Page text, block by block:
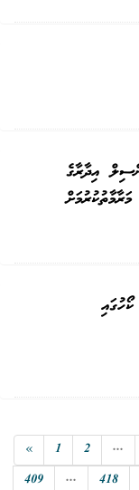
އިދާރާގެ
ކޯހުގައި
« 1 2 ...
409
... 418